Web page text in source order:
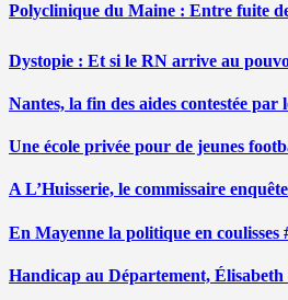
Polyclinique du Maine : Entre fuite
Dystopie : Et si le RN arrive au
Nantes, la fin des aides contestée
Une école privée pour de jeunes
A L’Huisserie, le commissaire
En Mayenne la politique en
Handicap au Département,